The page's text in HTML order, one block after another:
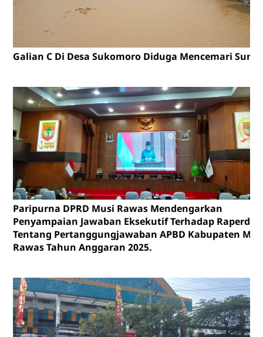
Galian C Di Desa Sukomoro Diduga Mencemari
Paripurna DPRD Musi Rawas Mendengarkan
Penyampaian Jawaban Eksekutif Terhadap Raperda
Tentang Pertanggungjawaban APBD Kabupaten
Rawas Tahun Anggaran 2025.